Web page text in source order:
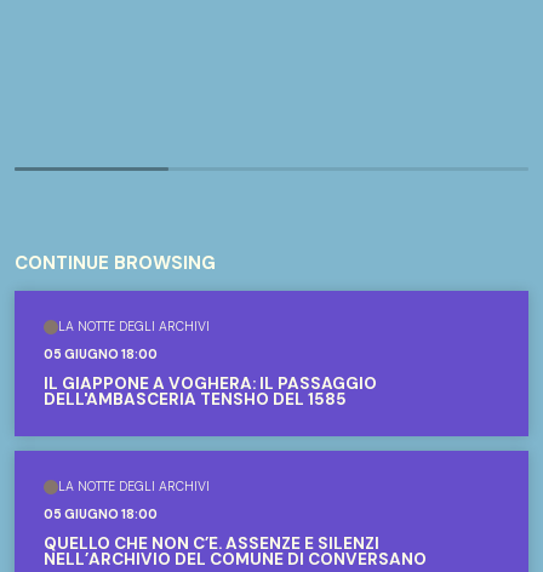
CONTINUE BROWSING
LA NOTTE DEGLI ARCHIVI
05 GIUGNO 18:00
IL GIAPPONE A VOGHERA: IL PASSAGGIO
DELL'AMBASCERIA TENSHO DEL 1585
LA NOTTE DEGLI ARCHIVI
05 GIUGNO 18:00
QUELLO CHE NON C’È. ASSENZE E SILENZI
NELL’ARCHIVIO DEL COMUNE DI CONVERSANO